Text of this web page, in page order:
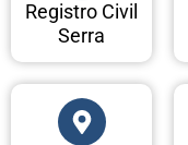
Registro Civil
Serra